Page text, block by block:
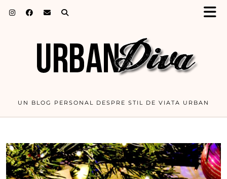
UN BLOG PERSONAL DESPRE STIL DE VIATA URBAN